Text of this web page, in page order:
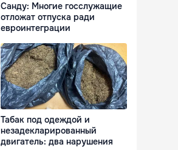
Санду: Многие госслужащие
отложат отпуска ради
евроинтеграции
Табак под одеждой и
незадекларированный
двигатель: два нарушения